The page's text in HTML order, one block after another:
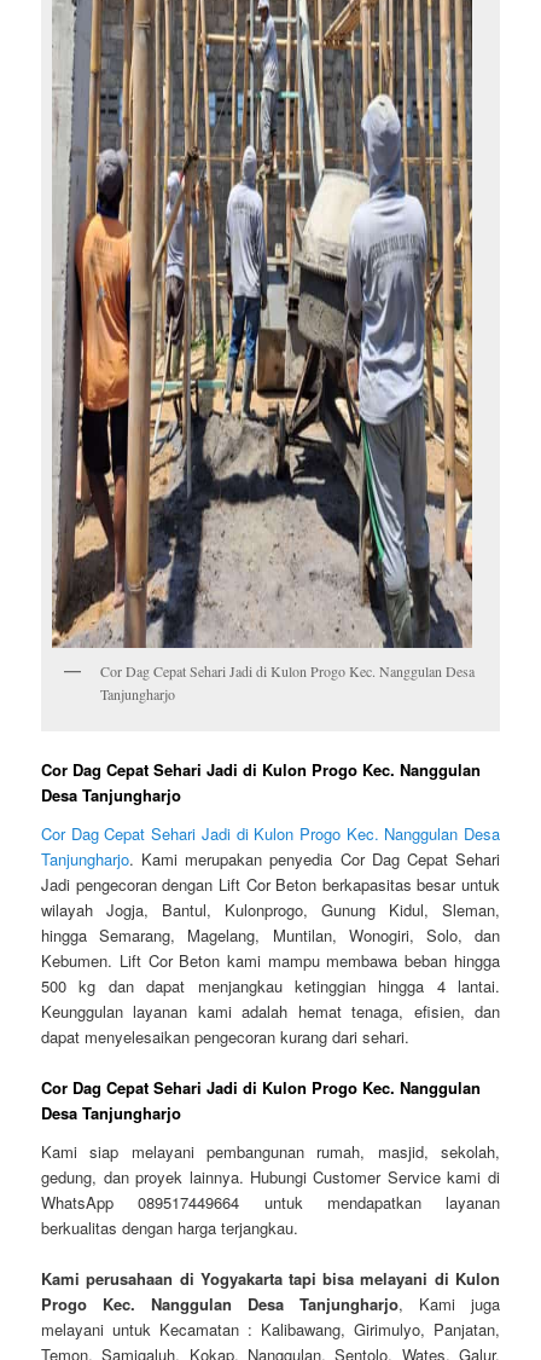
Cor Dag Cepat Sehari Jadi di Kulon Progo Kec. Nanggulan Desa
Tanjungharjo
Cor Dag Cepat Sehari Jadi di Kulon Progo Kec. Nanggulan
Desa Tanjungharjo
Cor Dag Cepat Sehari Jadi di Kulon Progo Kec. Nanggulan Desa
Tanjungharjo. Kami merupakan penyedia Cor Dag Cepat Sehari
Jadi pengecoran dengan Lift Cor Beton berkapasitas besar untuk
wilayah Jogja, Bantul, Kulonprogo, Gunung Kidul, Sleman,
hingga Semarang, Magelang, Muntilan, Wonogiri, Solo, dan
Kebumen. Lift Cor Beton kami mampu membawa beban hingga
500 kg dan dapat menjangkau ketinggian hingga 4 lantai.
Keunggulan layanan kami adalah hemat tenaga, efisien, dan
dapat menyelesaikan pengecoran kurang dari sehari.
Cor Dag Cepat Sehari Jadi di Kulon Progo Kec. Nanggulan
Desa Tanjungharjo
Kami siap melayani pembangunan rumah, masjid, sekolah,
gedung, dan proyek lainnya. Hubungi Customer Service kami di
WhatsApp 089517449664 untuk mendapatkan layanan
berkualitas dengan harga terjangkau.
Kami perusahaan di Yogyakarta tapi bisa melayani di Kulon
Progo Kec. Nanggulan Desa Tanjungharjo, Kami juga
melayani untuk Kecamatan : Kalibawang, Girimulyo, Panjatan,
Temon, Samigaluh, Kokap, Nanggulan, Sentolo, Wates, Galur,